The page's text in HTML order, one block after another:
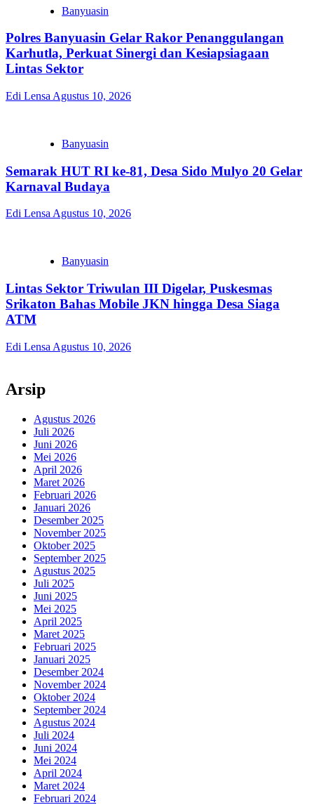
Banyuasin
Polres Banyuasin Gelar Rakor Penanggulangan
Karhutla, Perkuat Sinergi dan Kesiapsiagaan
Lintas Sektor
Edi Lensa Agustus 10, 2026
Banyuasin
Semarak HUT RI ke-81, Desa Sido Mulyo 20 Gelar
Karnaval Budaya
Edi Lensa Agustus 10, 2026
Banyuasin
Lintas Sektor Triwulan III Digelar, Puskesmas
Srikaton Bahas Mobile JKN hingga Desa Siaga
ATM
Edi Lensa Agustus 10, 2026
Arsip
Agustus 2026
Juli 2026
Juni 2026
Mei 2026
April 2026
Maret 2026
Februari 2026
Januari 2026
Desember 2025
November 2025
Oktober 2025
September 2025
Agustus 2025
Juli 2025
Juni 2025
Mei 2025
April 2025
Maret 2025
Februari 2025
Januari 2025
Desember 2024
November 2024
Oktober 2024
September 2024
Agustus 2024
Juli 2024
Juni 2024
Mei 2024
April 2024
Maret 2024
Februari 2024